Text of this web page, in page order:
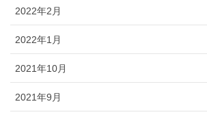
2022年2月
2022年1月
2021年10月
2021年9月